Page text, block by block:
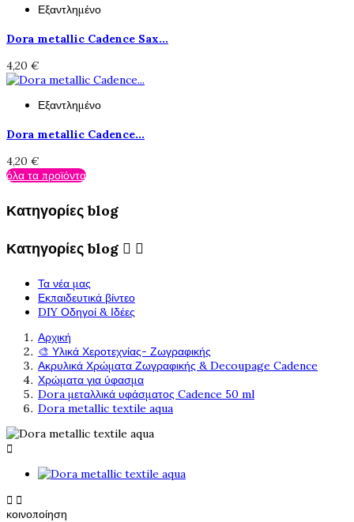
Εξαντλημένο
Dora metallic Cadence Sax...
4,20 €
Εξαντλημένο
Dora metallic Cadence...
4,20 €
όλα τα προϊόντα
Κατηγορίες blog
Κατηγορίες blog  
Τα νέα μας
Εκπαιδευτικά βίντεο
DIY Οδηγοί & Ιδέες
Αρχική
🎨 Υλικά Χεροτεχνίας- Ζωγραφικής
Ακρυλικά Χρώματα Ζωγραφικής & Decoupage Cadence
Χρώματα για ύφασμα
Dora μεταλλικά υφάσματος Cadence 50 ml
Dora metallic textile aqua

 
κοινοποίηση